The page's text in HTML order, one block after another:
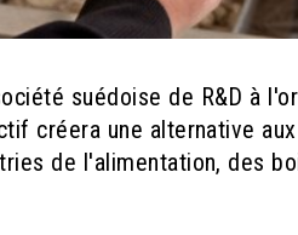
suédoise de R&D à
créera une alternative
de l'alimentation, des